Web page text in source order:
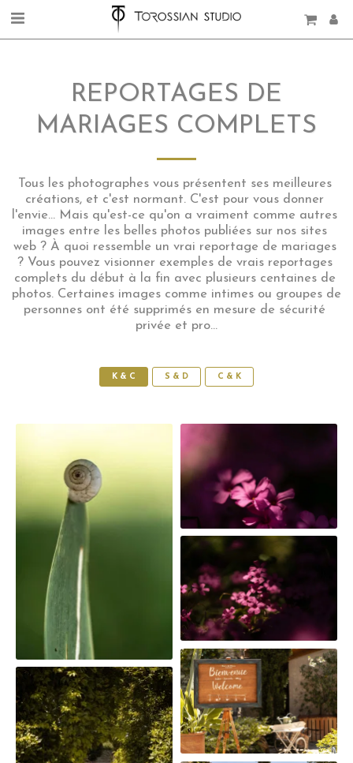
REPORTAGES DE
MARIAGES COMPLETS
Tous les photographes vous présentent ses meilleures
créations, et c'est normant. C'est pour vous donner
l'envie... Mais qu'est-ce qu'on a vraiment comme autres
images entre les belles photos publiées sur nos sites
web ? À quoi ressemble un vrai reportage de mariages
? Vous pouvez visionner exemples de vrais reportages
complets du début à la fin avec plusieurs centaines de
photos. Certaines images comme intimes ou groupes de
personnes ont été supprimés en mesure de sécurité
privée et pro...
K & C S & D C & K